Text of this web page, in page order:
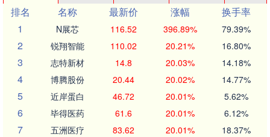
排名
名称 最新价 涨幅
换手率
1
N展芯 116.52 396.89% 79.39%
2 锐翔智能 110.02 20.21% 16.80%
3 志特新材 14.8 20.03% 14.18%
4 博腾股份 20.44 20.02% 14.77%
5 近岸蛋白 46.72 20.01% 5.62%
6 毕得医药 61.6 20.01% 6.12%
7 五洲医疗 83.62 20.01% 18.37%